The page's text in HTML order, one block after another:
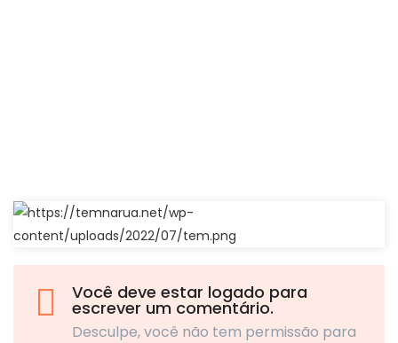
Você deve estar logado para
escrever um comentário.
Desculpe, você não tem permissão para